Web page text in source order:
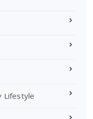
Lifestyle